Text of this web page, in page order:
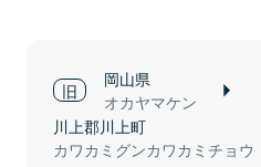
岡山県
オカヤマケン
川上郡川上町
カワカミグンカワカミチョウ